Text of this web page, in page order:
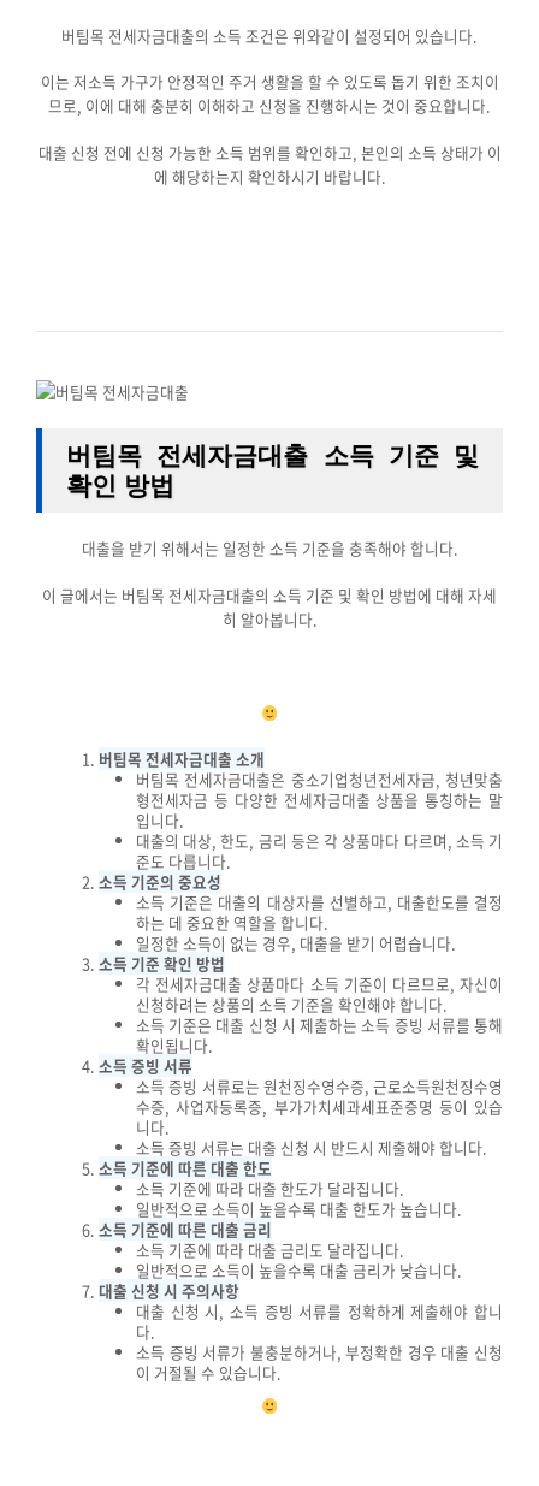
버팀목 전세자금대출의 소득 조건은 위와같이 설정되어 있습니다.
이는 저소득 가구가 안정적인 주거 생활을 할 수 있도록 돕기 위한 조치이
므로, 이에 대해 충분히 이해하고 신청을 진행하시는 것이 중요합니다.
대출 신청 전에 신청 가능한 소득 범위를 확인하고, 본인의 소득 상태가 이
에 해당하는지 확인하시기 바랍니다.
버팀목 전세자금대출 소득 기준 및
확인 방법
대출을 받기 위해서는 일정한 소득 기준을 충족해야 합니다.
이 글에서는 버팀목 전세자금대출의 소득 기준 및 확인 방법에 대해 자세
히 알아봅니다.
버팀목 전세자금대출 소개
버팀목 전세자금대출은 중소기업청년전세자금, 청년맞춤
형전세자금 등 다양한 전세자금대출 상품을 통칭하는 말
입니다.
대출의 대상, 한도, 금리 등은 각 상품마다 다르며, 소득 기
준도 다릅니다.
소득 기준의 중요성
소득 기준은 대출의 대상자를 선별하고, 대출한도를 결정
하는 데 중요한 역할을 합니다.
일정한 소득이 없는 경우, 대출을 받기 어렵습니다.
소득 기준 확인 방법
각 전세자금대출 상품마다 소득 기준이 다르므로, 자신이
신청하려는 상품의 소득 기준을 확인해야 합니다.
소득 기준은 대출 신청 시 제출하는 소득 증빙 서류를 통해
확인됩니다.
소득 증빙 서류
소득 증빙 서류로는 원천징수영수증, 근로소득원천징수영
수증, 사업자등록증, 부가가치세과세표준증명 등이 있습
니다.
소득 증빙 서류는 대출 신청 시 반드시 제출해야 합니다.
소득 기준에 따른 대출 한도
소득 기준에 따라 대출 한도가 달라집니다.
일반적으로 소득이 높을수록 대출 한도가 높습니다.
소득 기준에 따른 대출 금리
소득 기준에 따라 대출 금리도 달라집니다.
일반적으로 소득이 높을수록 대출 금리가 낮습니다.
대출 신청 시 주의사항
대출 신청 시, 소득 증빙 서류를 정확하게 제출해야 합니
다.
소득 증빙 서류가 불충분하거나, 부정확한 경우 대출 신청
이 거절될 수 있습니다.